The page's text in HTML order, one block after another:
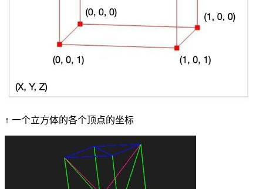
↑ 一个立方体的各个顶点的坐标